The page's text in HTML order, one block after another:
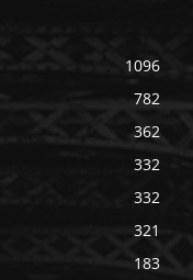
1096
782
362
332
332
321
183